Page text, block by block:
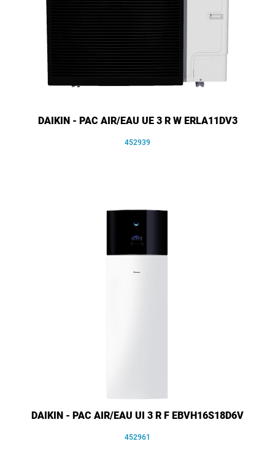
DAIKIN - PAC AIR/EAU UE 3 R W ERLA11DV3
452939
DAIKIN - PAC AIR/EAU UI 3 R F EBVH16S18D6V
452961